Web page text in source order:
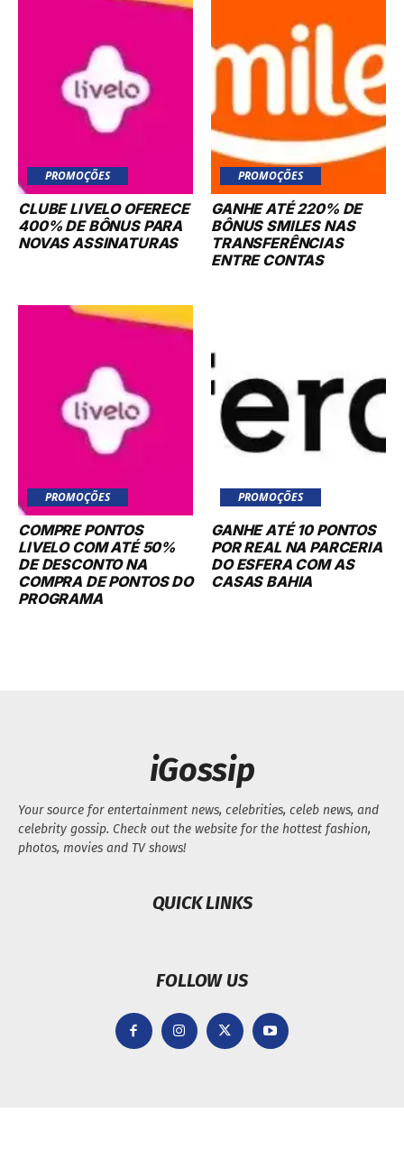
PROMOÇÕES
CLUBE LIVELO OFERECE
400% DE BÔNUS PARA
NOVAS ASSINATURAS
PROMOÇÕES
GANHE ATÉ 220% DE
BÔNUS SMILES NAS
TRANSFERÊNCIAS
ENTRE CONTAS
PROMOÇÕES
COMPRE PONTOS
LIVELO COM ATÉ 50%
DE DESCONTO NA
COMPRA DE PONTOS DO
PROGRAMA
PROMOÇÕES
GANHE ATÉ 10 PONTOS
POR REAL NA PARCERIA
DO ESFERA COM AS
CASAS BAHIA
iGossip
Your source for entertainment news, celebrities, celeb news, and
celebrity gossip. Check out the website for the hottest fashion,
photos, movies and TV shows!
QUICK LINKS
FOLLOW US